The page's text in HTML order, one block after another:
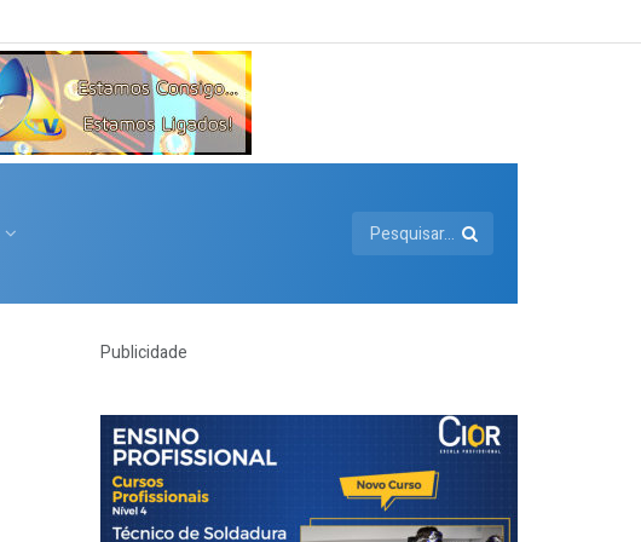
Publicidade